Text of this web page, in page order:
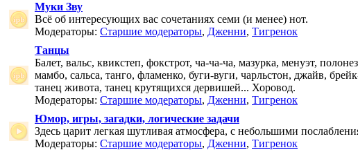
Муки Зву
Всё об интересующих вас сочетаниях семи (и менее) нот.
Модераторы: Старшие модераторы, Дженни, Тигренок
Танцы
Балет, вальс, квикстеп, фокстрот, ча-ча-ча, мазурка, менуэт,
мамбо, сальса, танго, фламенко, буги-вуги, чарльстон, джайв,
танец живота, танец крутящихся дервишей... Хоровод.
Модераторы: Старшие модераторы, Дженни, Тигренок
Юмор, игры, загадки, логические задачи
Здесь царит легкая шутливая атмосфера, с небольшими
Модераторы: Старшие модераторы, Дженни, Тигренок